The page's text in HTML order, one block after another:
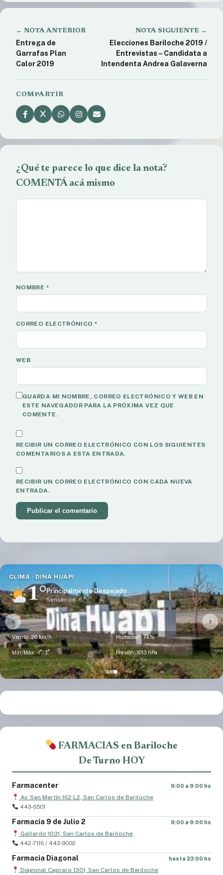
← NOTA ANTERIOR
Entrega de
Garrafas Plan
Calor 2019
NOTA SIGUIENTE →
Elecciones Bariloche 2019 /
Entrevistas – Candidata a
Intendenta Andrea Galaverna
COMPARTIR
¿Qué te parece lo que dice la nota?
COMENTÁ acá mismo
NOMBRE *
CORREO ELECTRÓNICO *
WEB
GUARDA MI NOMBRE, CORREO ELECTRÓNICO Y WEB EN
ESTE NAVEGADOR PARA LA PRÓXIMA VEZ QUE
COMENTE.
RECIBIR UN CORREO ELECTRÓNICO CON LOS SIGUIENTES
COMENTARIOS A ESTA ENTRADA.
RECIBIR UN CORREO ELECTRÓNICO CON CADA NUEVA
ENTRADA.
CLIMA · DINA HUAPI
1°Principalmente Despejado
Sensación -6°
Viento: 26 km/h Humedad: 74%
Mín/Máx: -1°/3° Presión: 1013 hPa
‹ ›
FARMACIAS en Bariloche
De Turno HOY
Farmacenter 9:00 a 9:00 hs
Av. San Martín 162 L2, San Carlos de Bariloche
443-6501
Farmacia 9 de Julio 2 9:00 a 9:00 hs
Gallardo 1031, San Carlos de Bariloche
442-7116 / 443-9002
Farmacia Diagonal hasta 23:00 hs
Diagonal Capraro 1301, San Carlos de Bariloche